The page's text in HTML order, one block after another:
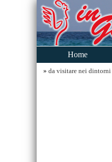
Home
» da visitare nei dintorni